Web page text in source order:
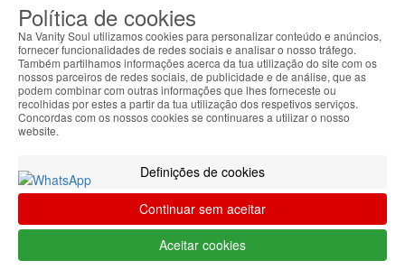
Ver
todos
Ámbar
Báltico
Articulaciones
Bienestar
Diario
Circulación
y
Política de cookies
Na Vanity Soul utilizamos cookies para personalizar conteúdo e anúncios,
fornecer funcionalidades de redes sociais e analisar o nosso tráfego.
Também partilhamos informações acerca da tua utilização do site com os
nossos parceiros de redes sociais, de publicidade e de análise, que as
podem combinar com outras informações que lhes forneceste ou
recolhidas por estes a partir da tua utilização dos respetivos serviços.
Concordas com os nossos cookies se continuares a utilizar o nosso
website.
Definições de cookies
Continuar sem aceitar
Aceitar cookies